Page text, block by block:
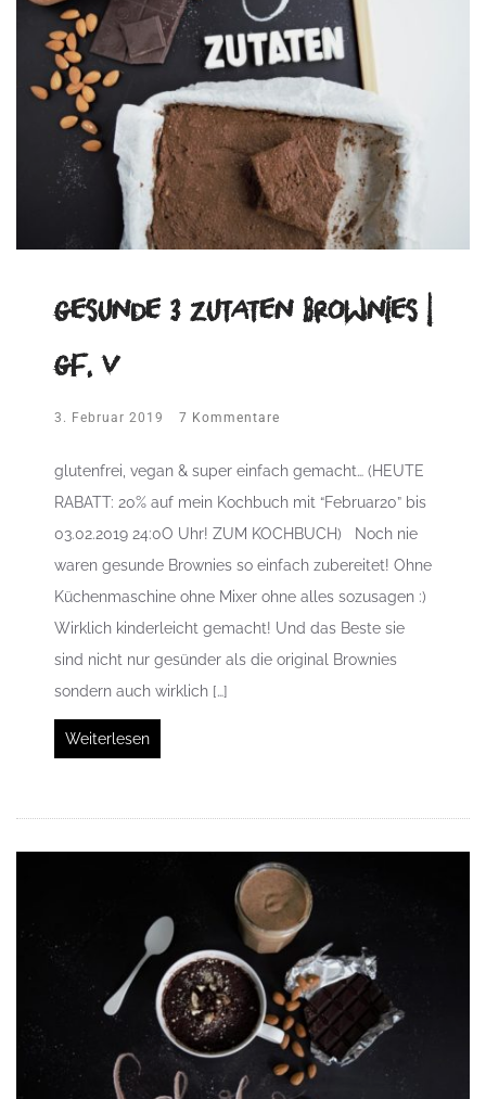
gesunde 3 Zutaten Brownies |
gf, v
3. Februar 2019 7 Kommentare
glutenfrei, vegan & super einfach gemacht… (HEUTE
RABATT: 20% auf mein Kochbuch mit “Februar20” bis
03.02.2019 24:0O Uhr! ZUM KOCHBUCH) Noch nie
waren gesunde Brownies so einfach zubereitet! Ohne
Küchenmaschine ohne Mixer ohne alles sozusagen :)
Wirklich kinderleicht gemacht! Und das Beste sie
sind nicht nur gesünder als die original Brownies
sondern auch wirklich […]
Weiterlesen